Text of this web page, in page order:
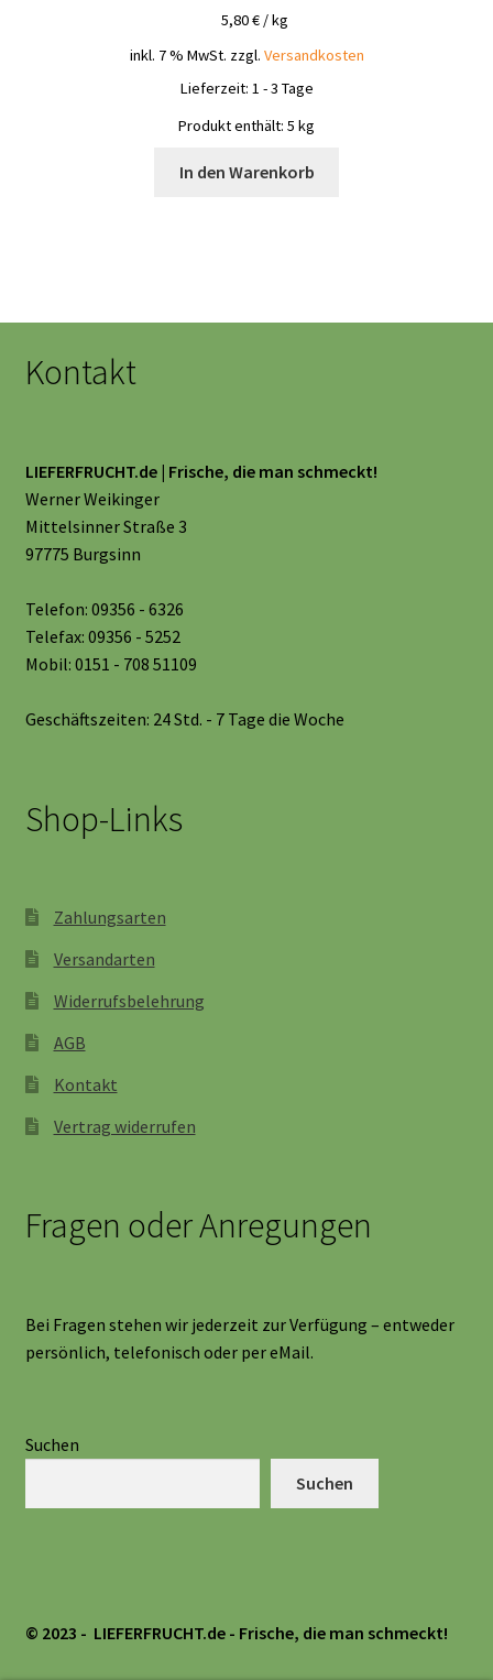
5,80€/kg
inkl. 7 % MwSt. zzgl. Versandkosten
Lieferzeit: 1 - 3 Tage
Produkt enthält: 5 kg
In den Warenkorb
Kontakt
LIEFERFRUCHT.de | Frische, die man schmeckt!
Werner Weikinger
Mittelsinner Straße 3
97775 Burgsinn
Telefon: 09356 - 6326
Telefax: 09356 - 5252
Mobil: 0151 - 708 51109
Geschäftszeiten: 24 Std. - 7 Tage die Woche
Shop-Links
Zahlungsarten
Versandarten
Widerrufsbelehrung
AGB
Kontakt
Vertrag widerrufen
Fragen oder Anregungen
Bei Fragen stehen wir jederzeit zur Verfügung – entweder
persönlich, telefonisch oder per eMail.
Suchen
Suchen
© 2023 - LIEFERFRUCHT.de - Frische, die man schmeckt!